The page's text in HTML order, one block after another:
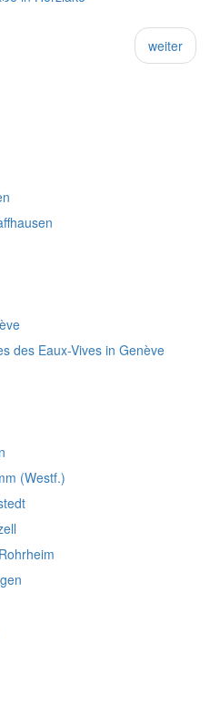
weiter
des Eaux-Vives in Genève
(Westf.)